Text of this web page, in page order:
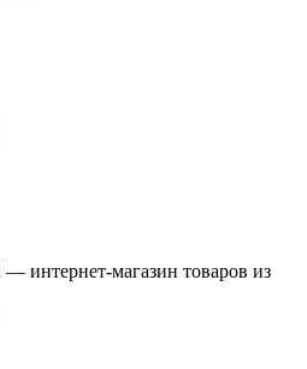
интернет-магазин товаров из